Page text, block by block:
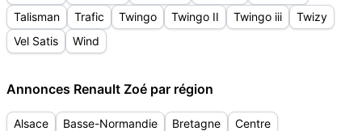
Talisman
Trafic Twingo Twingo II Twingo iii
Twizy
Vel Satis
Wind
Annonces Renault Zoé par région
Alsace Basse-Normandie Bretagne
Centre